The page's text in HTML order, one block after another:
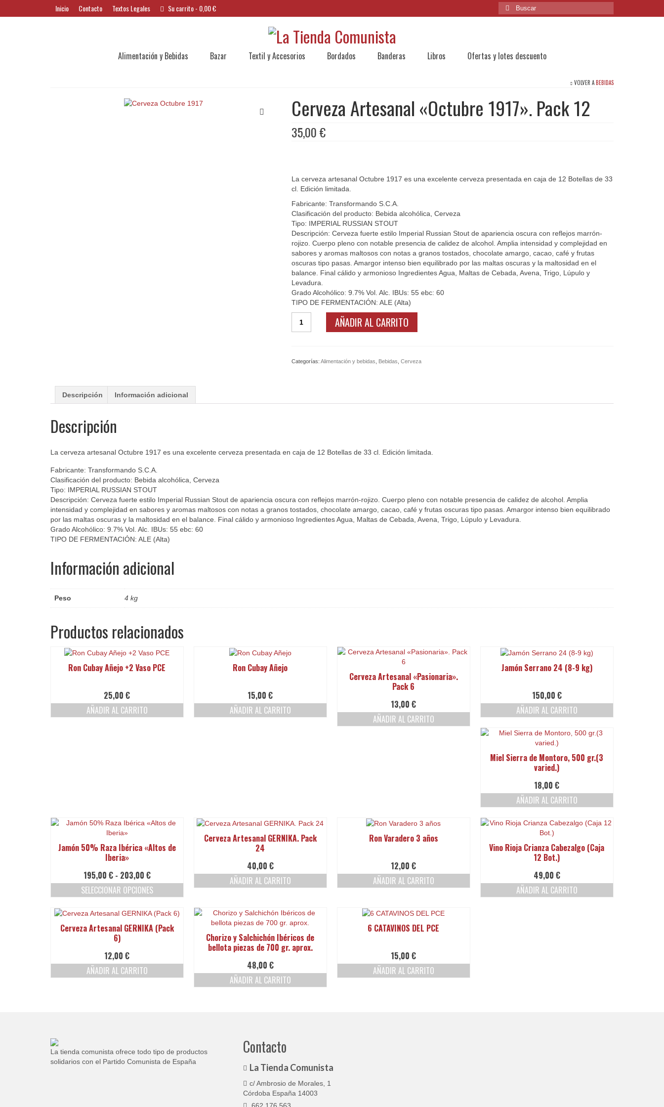
Inicio Contacto Textos Legales Su carrito- 0,00€
Buscar
por:
Alimentación y Bebidas Bazar Textil y Accesorios Bordados Banderas Libros Ofertas y lotes descuento
VOLVER ABEBIDAS
Cerveza Artesanal «Octubre 1917». Pack 12
35,00€
La cerveza artesanal Octubre 1917 es una excelente cerveza presentada en caja de 12 Botellas de 33
cl. Edición limitada.
Fabricante: Transformando S.C.A.
Clasificación del producto: Bebida alcohólica, Cerveza
Tipo: IMPERIAL RUSSIAN STOUT
Descripción: Cerveza fuerte estilo Imperial Russian Stout de apariencia oscura con reflejos marrón-
rojizo. Cuerpo pleno con notable presencia de calidez de alcohol. Amplia intensidad y complejidad en
sabores y aromas maltosos con notas a granos tostados, chocolate amargo, cacao, café y frutas
oscuras tipo pasas. Amargor intenso bien equilibrado por las maltas oscuras y la maltosidad en el
balance. Final cálido y armonioso Ingredientes Agua, Maltas de Cebada, Avena, Trigo, Lúpulo y
Levadura.
Grado Alcohólico: 9.7% Vol. Alc. IBUs: 55 ebc: 60
TIPO DE FERMENTACIÓN: ALE (Alta)
Artesanal
AÑADIR AL CARRITO
Categorías: Alimentación y bebidas Bebidas Cerveza
Descripción Información adicional
Descripción
La cerveza artesanal Octubre 1917 es una excelente cerveza presentada en caja de 12 Botellas de 33 cl. Edición limitada.
Fabricante: Transformando S.C.A.
Clasificación del producto: Bebida alcohólica, Cerveza
Tipo: IMPERIAL RUSSIAN STOUT
Descripción: Cerveza fuerte estilo Imperial Russian Stout de apariencia oscura con reflejos marrón-rojizo. Cuerpo pleno con notable presencia de calidez de alcohol. Amplia
intensidad y complejidad en sabores y aromas maltosos con notas a granos tostados, chocolate amargo, cacao, café y frutas oscuras tipo pasas. Amargor intenso bien equilibrado
por las maltas oscuras y la maltosidad en el balance. Final cálido y armonioso Ingredientes Agua, Maltas de Cebada, Avena, Trigo, Lúpulo y Levadura.
Grado Alcohólico: 9.7% Vol. Alc. IBUs: 55 ebc: 60
TIPO DE FERMENTACIÓN: ALE (Alta)
Información adicional
Peso 4 kg
Productos relacionados
Ron Cubay Añejo +2 Vaso PCE
25,00€
AÑADIR AL CARRITO
Ron Cubay Añejo
15,00€
AÑADIR AL CARRITO
Cerveza Artesanal «Pasionaria».
Pack 6
13,00€
AÑADIR AL CARRITO
Jamón Serrano 24 (8-9 kg)
150,00 €
AÑADIR AL CARRITO
Miel Sierra de Montoro, 500 gr.(3
varied.)
18,00€
AÑADIR AL CARRITO
Jamón 50% Raza Ibérica «Altos de
Iberia»
195,00 € - 203,00 €Rango
de
precios:
195,00 €
hasta
203,00 €
SELECCIONAR OPCIONES
producto
múltiples
variantes.
Las
opciones
se
Cerveza Artesanal GERNIKA. Pack
24
40,00 €
AÑADIR AL CARRITO
Ron Varadero 3 años
12,00€
AÑADIR AL CARRITO
Vino Rioja Crianza Cabezalgo (Caja
12 Bot.)
49,00 €
AÑADIR AL CARRITO
Cerveza Artesanal GERNIKA (Pack
6)
12,00€
AÑADIR AL CARRITO
Chorizo y Salchichón Ibéricos de
bellota piezas de 700 gr. aprox.
48,00 €
AÑADIR AL CARRITO
6 CATAVINOS DEL PCE
15,00€
AÑADIR AL CARRITO
La tienda comunista ofrece todo tipo de productos
solidarios con el Partido Comunista de España
Contacto
La Tienda Comunista
c/ Ambrosio de Morales, 1
Córdoba España 14003
662 176 563